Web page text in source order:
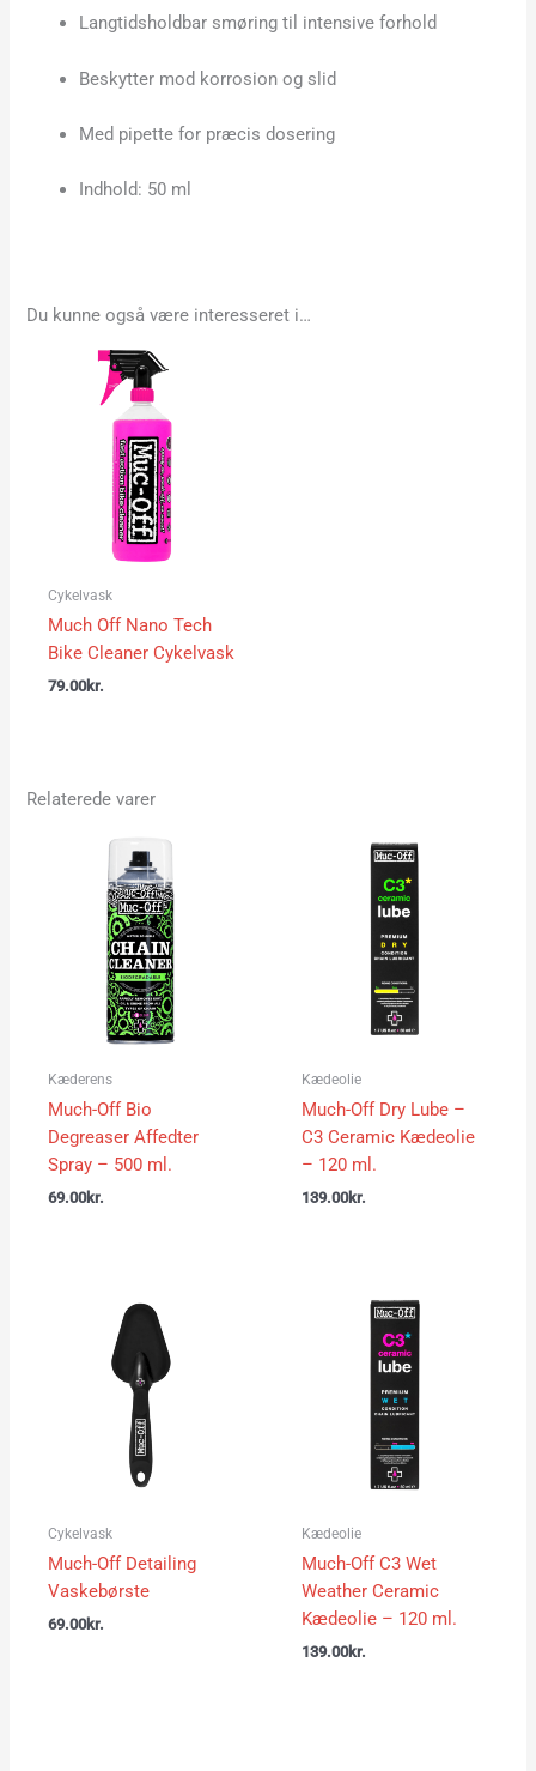
Langtidsholdbar smøring til intensive forhold
Beskytter mod korrosion og slid
Med pipette for præcis dosering
Indhold: 50 ml
Du kunne også være interesseret i…
Cykelvask
Much Off Nano Tech
Bike Cleaner Cykelvask
79.00kr.
Relaterede varer
Kæderens
Much-Off Bio
Degreaser Affedter
Spray – 500 ml.
69.00kr.
Kædeolie
Much-Off Dry Lube –
C3 Ceramic Kædeolie
– 120 ml.
139.00kr.
Cykelvask
Much-Off Detailing
Vaskebørste
69.00kr.
Kædeolie
Much-Off C3 Wet
Weather Ceramic
Kædeolie – 120 ml.
139.00kr.